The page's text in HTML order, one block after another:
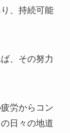
り、持続可能
、その努力
労からコン
日々の地道